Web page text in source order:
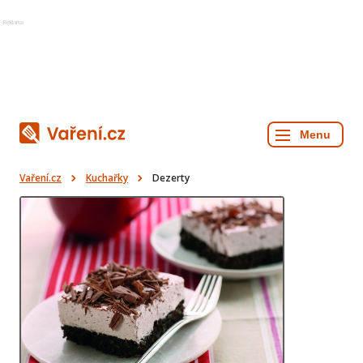
Reklama
Vaření.cz Kuchařky Dezerty